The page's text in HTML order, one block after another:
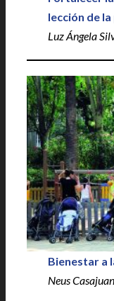
lección de
Luz Ángela
Bienestar a
Neus